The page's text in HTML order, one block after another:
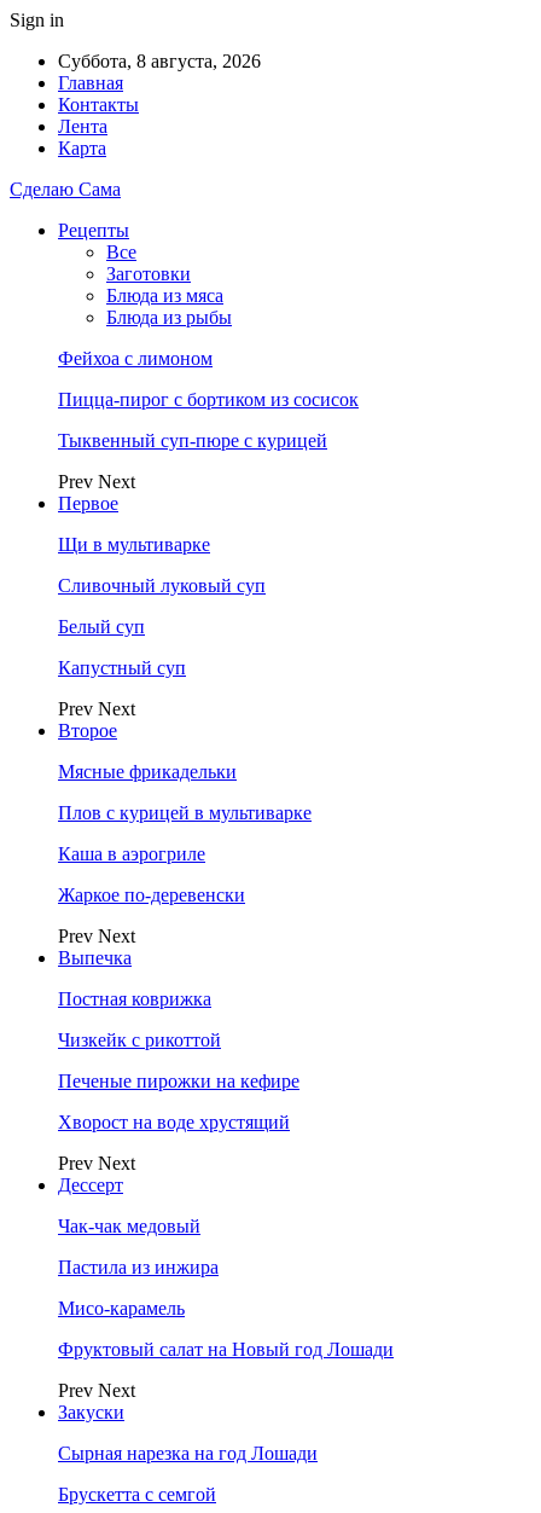
Sign in
Суббота, 8 августа, 2026
Главная
Контакты
Лента
Карта
Сделаю Сама
Рецепты
Все
Заготовки
Блюда из мяса
Блюда из рыбы
Фейхоа с лимоном
Пицца-пирог с бортиком из сосисок
Тыквенный суп-пюре с курицей
Prev Next
Первое
Щи в мультиварке
Сливочный луковый суп
Белый суп
Капустный суп
Prev Next
Второе
Мясные фрикадельки
Плов с курицей в мультиварке
Каша в аэрогриле
Жаркое по-деревенски
Prev Next
Выпечка
Постная коврижка
Чизкейк с рикоттой
Печеные пирожки на кефире
Хворост на воде хрустящий
Prev Next
Дессерт
Чак-чак медовый
Пастила из инжира
Мисо-карамель
Фруктовый салат на Новый год Лошади
Prev Next
Закуски
Сырная нарезка на год Лошади
Брускетта с семгой